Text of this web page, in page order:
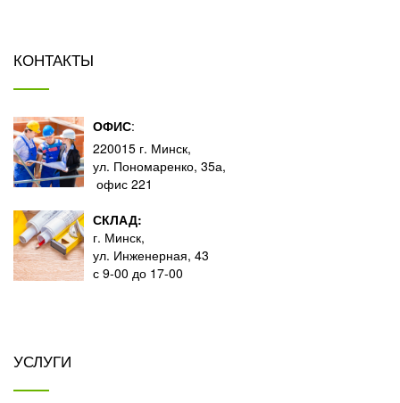
КОНТАКТЫ
ОФИС:
220015 г. Минск,
ул. Пономаренко, 35а,
офис 221
СКЛАД:
г. Минск,
ул. Инженерная, 43
с 9-00 до 17-00
УСЛУГИ